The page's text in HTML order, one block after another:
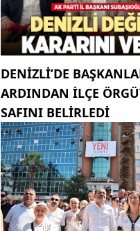
DENIZLI’DE
ARDINDAN ILÇE
SAFINI BELIRLEDI